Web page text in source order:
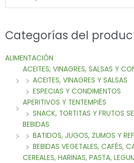
Categorías del
ALIMENTACIÓN
ACEITES, VINAGRES, SALSAS Y
ACEITES, VINAGRES Y SALSAS
ESPECIAS Y CONDIMENTOS
APERITIVOS Y TENTEMPIÉS
SNACK, TORTITAS Y FRUTOS
BEBIDAS
BATIDOS, JUGOS, ZUMOS Y
BEBIDAS VEGETALES, CAFÉS,
CEREALES, HARINAS, PASTA,